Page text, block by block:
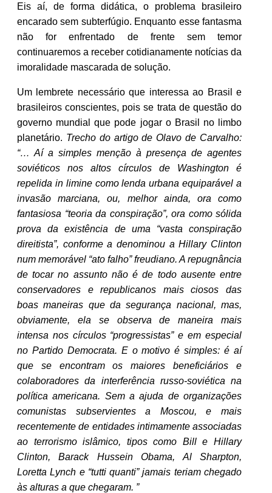
Eis aí, de forma didática, o problema brasileiro
encarado sem subterfúgio. Enquanto esse fantasma
não for enfrentado de frente sem temor
continuaremos a receber cotidianamente notícias da
imoralidade mascarada de solução.
Um lembrete necessário que interessa ao Brasil e
brasileiros conscientes, pois se trata de questão do
governo mundial que pode jogar o Brasil no limbo
planetário. Trecho do artigo de Olavo de Carvalho:
“… Aí a simples menção à presença de agentes
soviéticos nos altos círculos de Washington é
repelida in limine como lenda urbana equiparável a
invasão marciana, ou, melhor ainda, ora como
fantasiosa “teoria da conspiração”, ora como sólida
prova da existência de uma “vasta conspiração
direitista”, conforme a denominou a Hillary Clinton
num memorável “ato falho” freudiano. A repugnância
de tocar no assunto não é de todo ausente entre
conservadores e republicanos mais ciosos das
boas maneiras que da segurança nacional, mas,
obviamente, ela se observa de maneira mais
intensa nos círculos “progressistas” e em especial
no Partido Democrata. E o motivo é simples: é aí
que se encontram os maiores beneficiários e
colaboradores da interferência russo-soviética na
política americana. Sem a ajuda de organizações
comunistas subservientes a Moscou, e mais
recentemente de entidades intimamente associadas
ao terrorismo islâmico, tipos como Bill e Hillary
Clinton, Barack Hussein Obama, Al Sharpton,
Loretta Lynch e “tutti quanti” jamais teriam chegado
às alturas a que chegaram. ”